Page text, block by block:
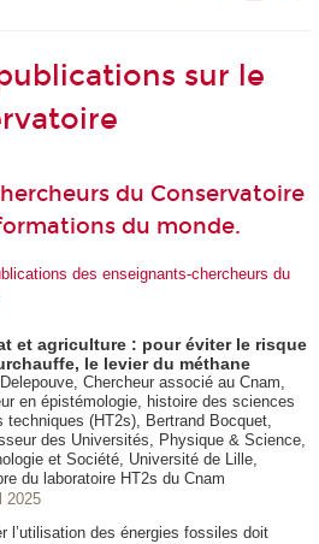
sur le
du Conservatoire
du monde.
des enseignants-chercheurs du
et agriculture : pour éviter le risque
le levier du méthane
Chercheur associé au Cnam,
en épistémologie, histoire des sciences
techniques (HT2s), Bertrand Bocquet,
des Universités, Physique & Science,
et Société, Université de Lille,
du laboratoire HT2s du Cnam
2025
l’utilisation des énergies fossiles doit